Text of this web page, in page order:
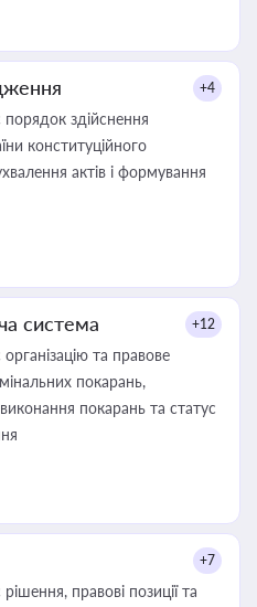
+4
здійснення
конституційного
актів і формування
система +12
та правове
покарань,
виконання покарань та статус
+7
правові позиції та